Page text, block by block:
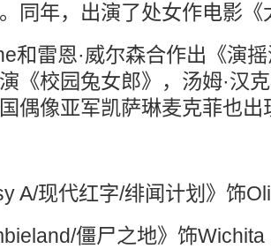
同年，出演了处女作电影《
和雷恩·威尔森合作出《演
《校园兔女郎》，汤姆·汉
偶像亚军凯萨琳麦克菲也出
A/现代红字/绯闻计划》饰
僵尸之地》饰Wichita